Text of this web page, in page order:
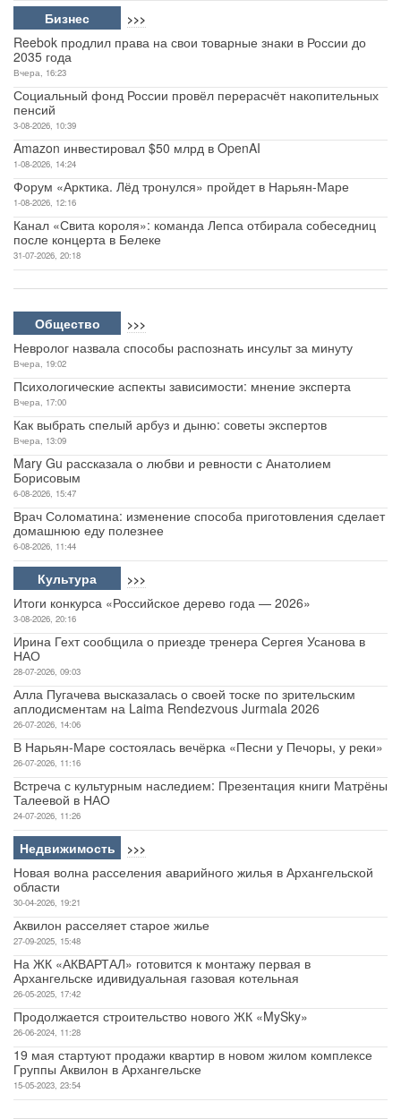
Бизнес >>>
Reebok продлил права на свои товарные знаки в России до
2035 года
Вчера, 16:23
Социальный фонд России провёл перерасчёт накопительных
пенсий
3-08-2026, 10:39
Amazon инвестировал $50 млрд в OpenAI
1-08-2026, 14:24
Форум «Арктика. Лёд тронулся» пройдет в Нарьян-Маре
1-08-2026, 12:16
Канал «Свита короля»: команда Лепса отбирала собеседниц
после концерта в Белеке
31-07-2026, 20:18
Общество >>>
Невролог назвала способы распознать инсульт за минуту
Вчера, 19:02
Психологические аспекты зависимости: мнение эксперта
Вчера, 17:00
Как выбрать спелый арбуз и дыню: советы экспертов
Вчера, 13:09
Mary Gu рассказала о любви и ревности с Анатолием
Борисовым
6-08-2026, 15:47
Врач Соломатина: изменение способа приготовления сделает
домашнюю еду полезнее
6-08-2026, 11:44
Культура >>>
Итоги конкурса «Российское дерево года — 2026»
3-08-2026, 20:16
Ирина Гехт сообщила о приезде тренера Сергея Усанова в
НАО
28-07-2026, 09:03
Алла Пугачева высказалась о своей тоске по зрительским
аплодисментам на Laima Rendezvous Jurmala 2026
26-07-2026, 14:06
В Нарьян-Маре состоялась вечёрка «Песни у Печоры, у реки»
26-07-2026, 11:16
Встреча с культурным наследием: Презентация книги Матрёны
Талеевой в НАО
24-07-2026, 11:26
Недвижимость >>>
Новая волна расселения аварийного жилья в Архангельской
области
30-04-2026, 19:21
Аквилон расселяет старое жилье
27-09-2025, 15:48
На ЖК «АКВАРТАЛ» готовится к монтажу первая в
Архангельске идивидуальная газовая котельная
26-05-2025, 17:42
Продолжается строительство нового ЖК «MySky»
26-06-2024, 11:28
19 мая стартуют продажи квартир в новом жилом комплексе
Группы Аквилон в Архангельске
15-05-2023, 23:54